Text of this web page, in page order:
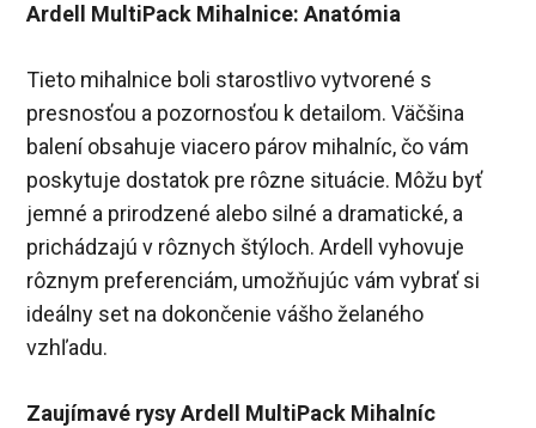
Ardell MultiPack Mihalnice: Anatómia
Tieto mihalnice boli starostlivo vytvorené s
presnosťou a pozornosťou k detailom. Väčšina
balení obsahuje viacero párov mihalníc, čo vám
poskytuje dostatok pre rôzne situácie. Môžu byť
jemné a prirodzené alebo silné a dramatické, a
prichádzajú v rôznych štýloch. Ardell vyhovuje
rôznym preferenciám, umožňujúc vám vybrať si
ideálny set na dokončenie vášho želaného
vzhľadu.
Zaujímavé rysy Ardell MultiPack Mihalníc